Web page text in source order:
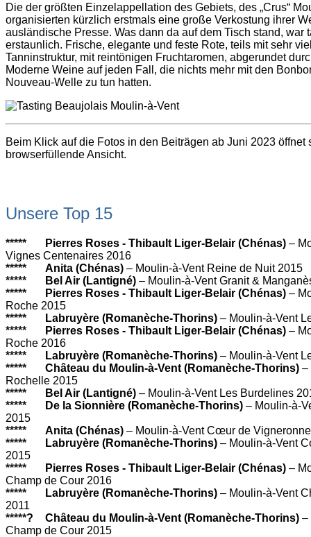
Die der größten Einzelappellation des Gebiets, des „Crus“
organisierten kürzlich erstmals eine große Verkostung ihrer
ausländische Presse. Was dann da auf dem Tisch stand, war
erstaunlich. Frische, elegante und feste Rote, teils mit sehr
Tanninstruktur, mit reintönigen Fruchtaromen, abgerundet
Moderne Weine auf jeden Fall, die nichts mehr mit den
Nouveau-Welle zu tun hatten.
Beim Klick auf die Fotos in den Beiträgen ab Juni 2023 öffnet
browserfüllende Ansicht.
Unsere Top 15
***** Pierres Roses - Thibault Liger-Belair (Chénas)–
Vignes Centenaires 2016
*****
Anita (Chénas)– Moulin-à-Vent Reine de Nuit 2015
*****
Bel Air (Lantigné)– Moulin-à-Vent Granit &
*****
Pierres Roses - Thibault Liger-Belair (Chénas)–
Roche 2015
*****
Labruyère (Romanèche-Thorins)– Moulin-à-Vent
*****
Pierres Roses - Thibault Liger-Belair (Chénas)–
Roche 2016
*****
Labruyère (Romanèche-Thorins)– Moulin-à-Vent
*****
Château du Moulin-à-Vent (Romanèche-Thorins)–
Rochelle 2015
*****
Bel Air (Lantigné)– Moulin-à-Vent Les Burdelines
*****
De la Sionnière (Romanèche-Thorins)– Moulin-à-
2015
*****
Anita (Chénas)– Moulin-à-Vent Cœur de
*****
Labruyère (Romanèche-Thorins)– Moulin-à-Vent
2015
*****
Pierres Roses - Thibault Liger-Belair (Chénas)–
Champ de Cour 2016
*****
Labruyère (Romanèche-Thorins)– Moulin-à-Vent
2011
*****? Château du Moulin-à-Vent (Romanèche-Thorins)–
Champ de Cour 2015